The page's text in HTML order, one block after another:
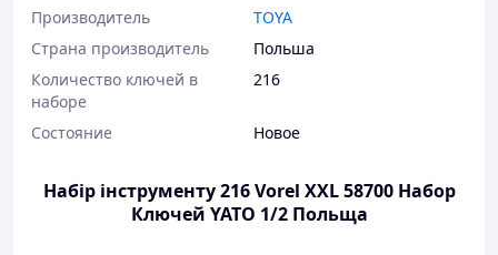
Производитель
TOYA
Страна производитель
Польша
Количество ключей в
наборе
216
Состояние Новое
Набір інструменту 216 Vorel XXL 58700 Набор
Ключей YATO 1/2 Польща